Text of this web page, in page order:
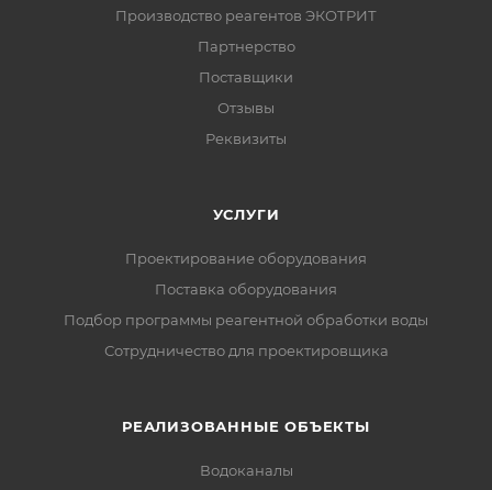
Производство реагентов ЭКОТРИТ
Партнерство
Поставщики
Отзывы
Реквизиты
УСЛУГИ
Проектирование оборудования
Поставка оборудования
Подбор программы реагентной обработки воды
Сотрудничество для проектировщика
РЕАЛИЗОВАННЫЕ ОБЪЕКТЫ
Водоканалы